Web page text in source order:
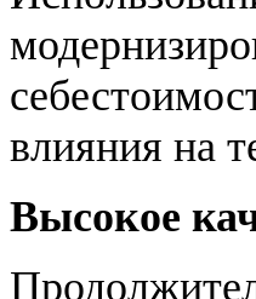
влияния на
Высокое